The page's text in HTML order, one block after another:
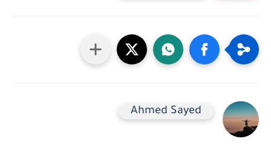
Ahmed Sayed